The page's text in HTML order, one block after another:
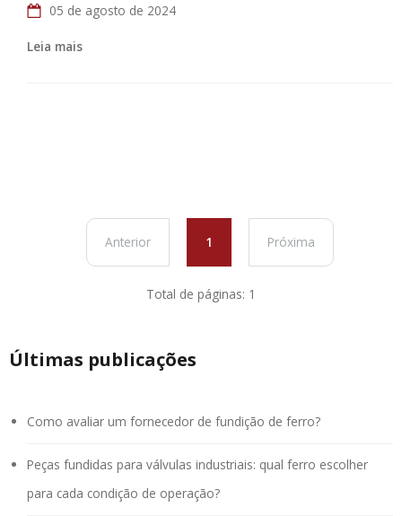
05 de agosto de 2024
Leia mais
Anterior 1 Próxima
Total de páginas: 1
Últimas publicações
Como avaliar um fornecedor de fundição de ferro?
Peças fundidas para válvulas industriais: qual ferro escolher
para cada condição de operação?